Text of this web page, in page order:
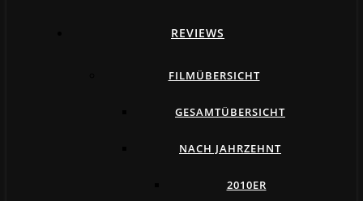
REVIEWS
FILMÜBERSICHT
GESAMTÜBERSICHT
NACH JAHRZEHNT
2010ER